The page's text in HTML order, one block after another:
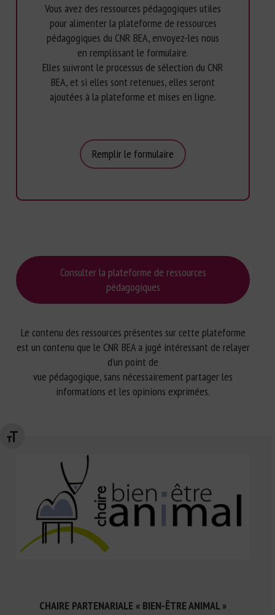
Changer la taille de la police
Vous avez des ressources pédagogiques utiles
pour alimenter la plateforme de ressources
pédagogiques du CNR BEA, envoyez-les nous
en remplissant le formulaire.
Elles suivront le processus de sélection du CNR
BEA, et si elles sont retenues, elles seront
ajoutées à la plateforme et mises en ligne.
Remplir le formulaire
Consulter la plateforme de ressources
pédagogiques
Le contenu des ressources présentes sur cette plateforme
est un contenu que le CNR BEA a jugé intéressant de relayer
d’un point de
vue pédagogique, sans nécessairement partager les
informations et les opinions exprimées.
CHAIRE PARTENARIALE « BIEN-ÊTRE ANIMAL »